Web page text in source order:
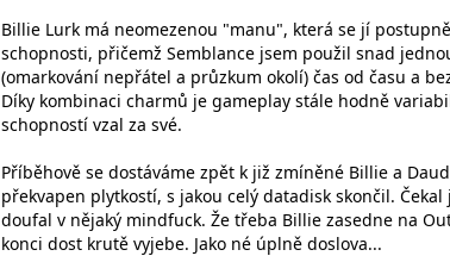
Billie Lurk má neomezenou "manu", která se jí
schopnosti, přičemž Semblance jsem použil snad
(omarkování nepřátel a průzkum okolí) čas od času a
Díky kombinaci charmů je gameplay stále hodně
schopností vzal za své.
Příběhově se dostáváme zpět k již zmíněné Billie a
překvapen plytkostí, s jakou celý datadisk skončil.
doufal v nějaký mindfuck. Že třeba Billie zasedne na
konci dost krutě vyjebe. Jako né úplně doslova...